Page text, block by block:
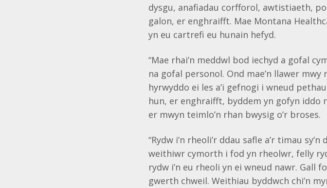
dysgu, anafiadau corfforol, awtistiaeth,
galon, er enghraifft. Mae Montana
yn eu cartrefi eu hunain hefyd.
“Mae rhai’n meddwl bod iechyd a gofal
na gofal personol. Ond mae’n llawer mwy
hyrwyddo ei les a’i gefnogi i wneud
hun, er enghraifft, byddem yn gofyn
er mwyn teimlo’n rhan bwysig o’r broses.
“Rydw i’n rheoli’r ddau safle a’r timau
weithiwr cymorth i fod yn rheolwr, felly
rydw i’n eu rheoli yn ei wneud nawr. Gall
gwerth chweil. Weithiau byddwch chi’n